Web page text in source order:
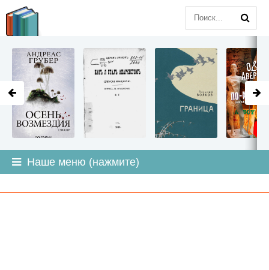
Наше меню (нажмите)
LITMIR.ORG